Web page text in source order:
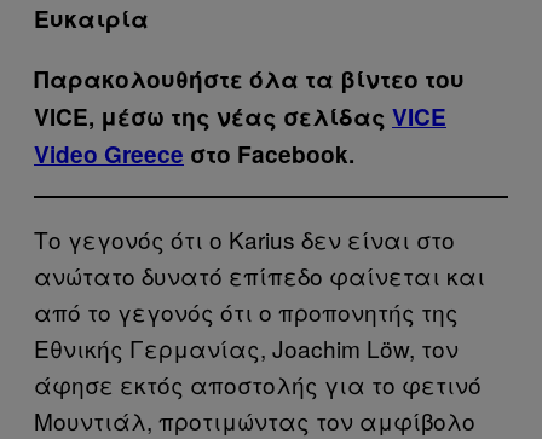
Ευκαιρία
Παρακολουθήστε όλα τα βίντεo του
VICE, μέσω της νέας σελίδας VICE
Video Greece στο Facebook.
Το γεγονός ότι ο Karius δεν είναι στο
ανώτατο δυνατό επίπεδο φαίνεται και
από το γεγονός ότι ο προπονητής της
Εθνικής Γερμανίας, Joachim Löw, τον
άφησε εκτός αποστολής για το φετινό
Μουντιάλ, προτιμώντας τον αμφίβολο